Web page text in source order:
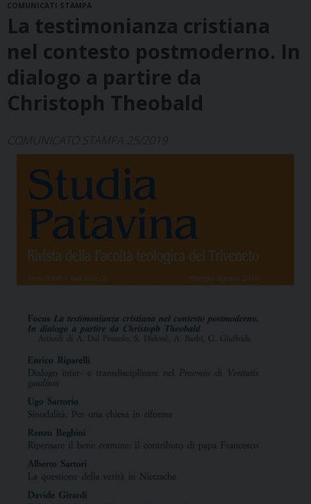
to
content
COMUNICATI STAMPA
La testimonianza cristiana
nel contesto postmoderno. In
dialogo a partire da
Christoph Theobald
COMUNICATO STAMPA 25/2019